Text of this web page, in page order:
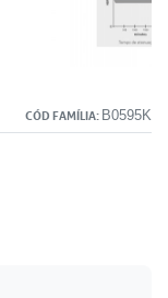
CÓD FAMÍLIA: B0595K